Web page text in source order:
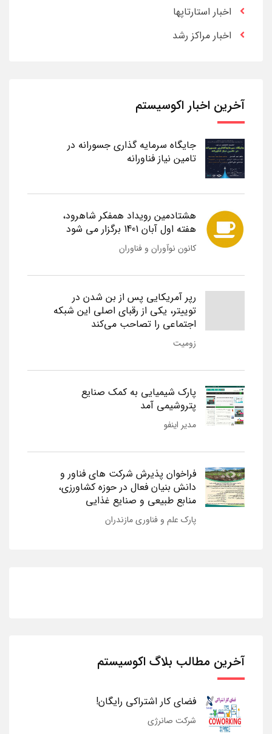
اخبار استارتاپها
اخبار مراکز رشد
آخرین اخبار اکوسیستم
جایگاه سرمایه گذاری جسورانه در
تامین نیاز فناورانه
هشتادمین رویداد همفکر شاهرود،
هفته اول آبان 1401 برگزار می شود
کانون نوآوران و فناوران
رپر آمریکایی پس از بن شدن در
توییتر، یکی از رقبای اصلی این شبکه
اجتماعی را تصاحب می‌کند
زومیت
پارک شیمیایی به کمک صنایع
پتروشیمی آمد
مدیر اینفو
فراخوان پذیرش شرکت های فناور و
دانش بنیان فعال در حوزه کشاورزی،
منابع طبیعی و صنایع غذایی
پارک علم و فناوری مازندران
آخرین مطالب بلاگ اکوسیستم
فضای کار اشتراکی رایگان!
شرکت صانرژی